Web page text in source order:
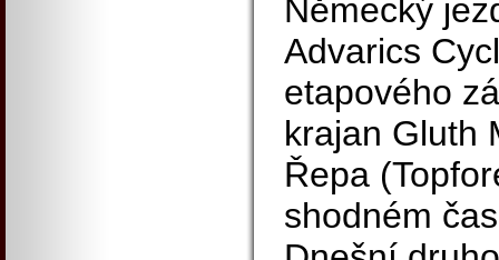
Německý
Advarics
etapového
krajan Gluth
Řepa
shodném